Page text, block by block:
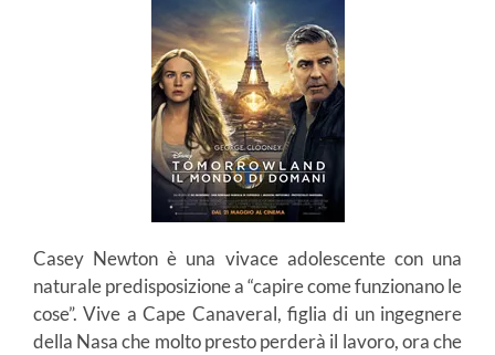
Casey Newton è una vivace adolescente con una
naturale predisposizione a “capire come funzionano le
cose”. Vive a Cape Canaveral, figlia di un ingegnere
della Nasa che molto presto perderà il lavoro, ora che